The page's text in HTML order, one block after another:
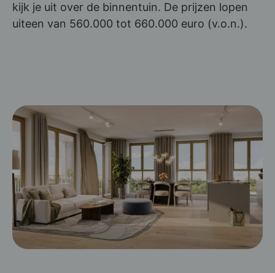
kijk je uit over de binnentuin. De prijzen lopen
uiteen van 560.000 tot 660.000 euro (v.o.n.).